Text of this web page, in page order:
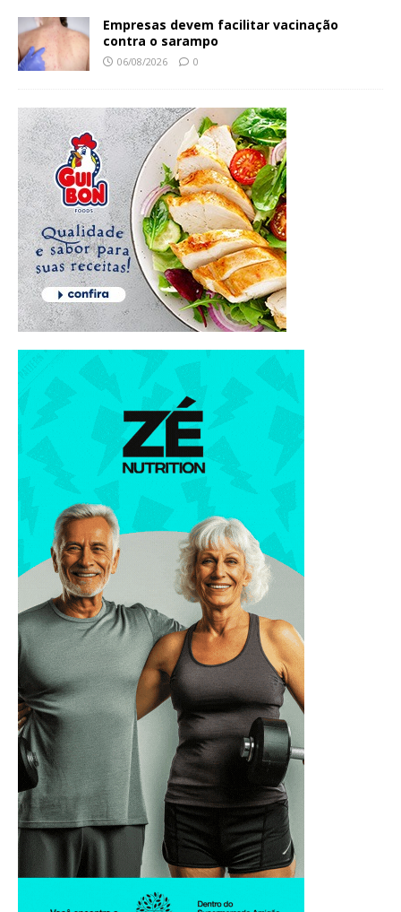
Empresas devem facilitar vacinação
contra o sarampo
06/08/2026 0